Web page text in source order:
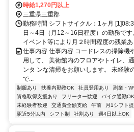
時給1,270円以上
三重県三重郡
勤務時間 シフトサイクル：1ヶ月
日～4日（月12～16日程度）の勤務で
イベント等により月２時間程度の残業あ
仕事内容 仕事内容 コードレスの掃除機
用して、 美術館内のフロアやトイレ、
ンタ ンな清掃をお願いします。 未経験
で...
制服あり 扶養内勤務OK 社員登用あり 副業・
資格取得支援あり
フリーター歓迎 バイク通勤OK
未経験者歓迎
交通費全額支給 午前 月1シフト
駅近5分以内
シフト制 社割あり 週4日以上OK